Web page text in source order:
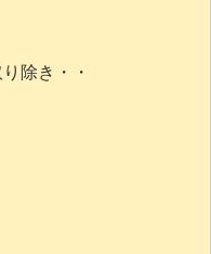
除き・・